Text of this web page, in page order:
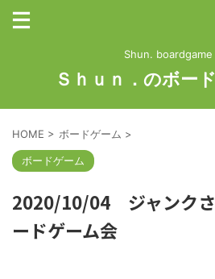
Shun.
Ｓｈｕｎ．のボー
HOME > ボードゲーム >
ボードゲーム
2020/10/04 ジャンク
ードゲーム会